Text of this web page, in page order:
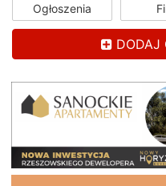
Ogłoszenia
DODAJ